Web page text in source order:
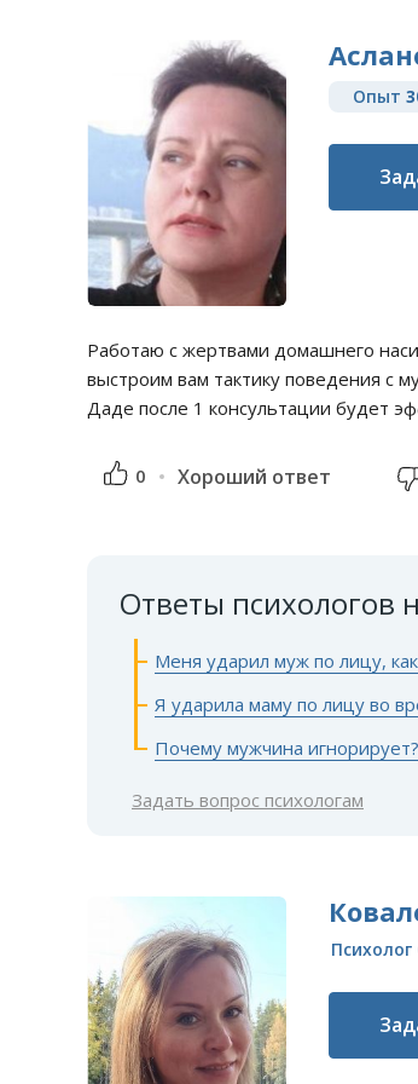
Опыт
Работаю с жертвами домашнего
выстроим вам тактику поведения с
Даде после 1 консультации будет
0 Хороший ответ
Ответы психологов
Меня ударил муж по лицу,
Я ударила маму по лицу во
Почему мужчина игнорирует?
Задать вопрос психологам